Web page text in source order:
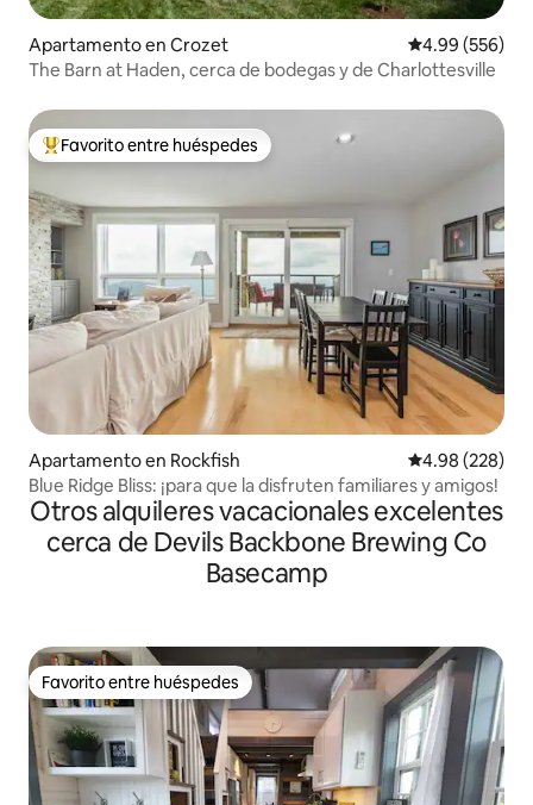
Apartamento en Crozet Calificación
4.99 (556)
The Barn at Haden, cerca de bodegas y de Charlottesville
Favorito entre huéspedes preferido
Favorito entre huéspedes
Apartamento en Rockfish Calificación
4.98 (228)
Blue Ridge Bliss: ¡para que la disfruten familiares y amigos!
Otros alquileres vacacionales excelentes
cerca de Devils Backbone Brewing Co
Basecamp
Favorito entre huéspedes
Favorito entre huéspedes